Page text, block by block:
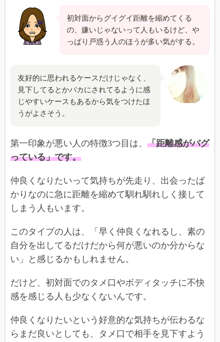
初対面からグイグイ距離を縮めてくる
の、嫌いじゃないって人もいるけど、や
っぱり戸惑う人のほうが多い気がする。
友好的に思われるケースだけじゃなく、
見下してるとかバカにされてるように感
じやすいケースもあるから気をつけたほ
うがよさそう。
第一印象が悪い人の特徴3つ目は、 「距離感がバグ
っている」です。
仲良くなりたいって気持ちが先走り、出会ったば
かりなのに急に距離を縮めて馴れ馴れしく接して
しまう人もいます。
このタイプの人は、「早く仲良くなれるし、素の
自分を出してるだけだから何が悪いのか分からな
い」と感じるかもしれません。
だけど、初対面でのタメ口やボディタッチに不快
感を感じる人も少なくないんです。
仲良くなりたいという好意的な気持ちが伝わるな
らまだ良いとしても、タメ口で相手を見下すよう